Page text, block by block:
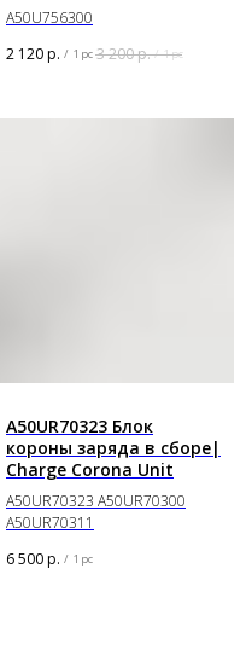
A50U756300
2 120р. / 1 pc 3 200р. / 1 pc
A50UR70323 Блок
короны заряда в сборе|
Charge Corona Unit
A50UR70323 A50UR70300
A50UR70311
6 500р. / 1 pc